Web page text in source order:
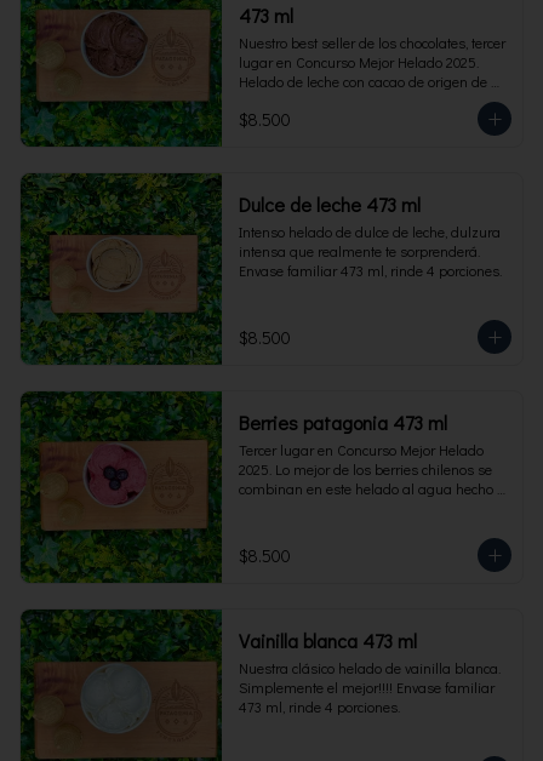
473 ml
Nuestro best seller de los chocolates, tercer
lugar en Concurso Mejor Helado 2025.
Helado de leche con cacao de origen de
intensidad al 60%. Envase familiar 473 ml,
rinde 4  porciones.
$8.500
Dulce de leche 473 ml
Intenso helado de dulce de leche, dulzura
intensa que realmente te sorprenderá.
Envase familiar 473 ml, rinde 4 porciones.
$8.500
Berries patagonia 473 ml
Tercer lugar en Concurso Mejor Helado
2025. Lo mejor de los berries chilenos se
combinan en este helado al agua hecho
473 ml. Rinde 4 porciones.
$8.500
Vainilla blanca 473 ml
Nuestra clásico helado de vainilla blanca.
Simplemente el mejor!!!! Envase familiar
473 ml, rinde 4 porciones.